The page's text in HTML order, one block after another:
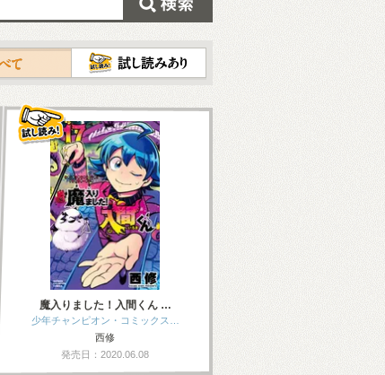
魔入りました！入間くん …
少年チャンピオン・コミックス…
西修
発売日：2020.06.08